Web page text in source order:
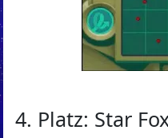
4. Platz: Star